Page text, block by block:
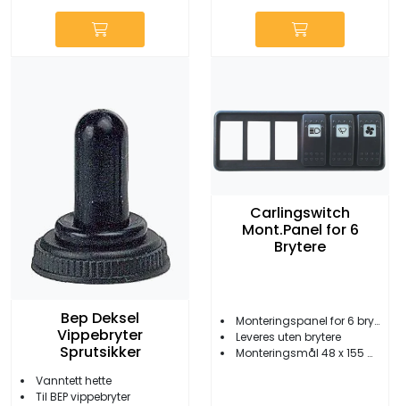
Bep Deksel
Vippebryter
Sprutsikker
Vanntett hette
Til BEP vippebryter
Carlingswitch
Mont.Panel for 6
Brytere
Monteringspanel for 6 brytere
Leveres uten brytere
Monteringsmål 48 x 155 mm